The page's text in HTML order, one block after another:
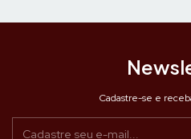
Cadastre-se e